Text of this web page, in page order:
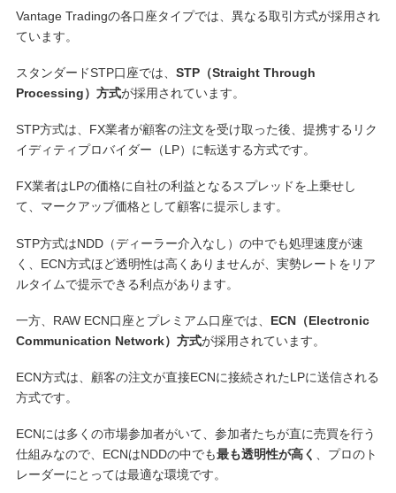
Vantage Tradingの各口座タイプでは、異なる取引方式が採用され
ています。
スタンダードSTP口座では、 STP（Straight Through
Processing）方式が採用されています。
STP方式は、FX業者が顧客の注文を受け取った後、提携するリク
イディティプロバイダー（LP）に転送する方式です。
FX業者はLPの価格に自社の利益となるスプレッドを上乗せし
て、マークアップ価格として顧客に提示します。
STP方式はNDD（ディーラー介入なし）の中でも処理速度が速
く、ECN方式ほど透明性は高くありませんが、実勢レートをリア
ルタイムで提示できる利点があります。
一方、RAW ECN口座とプレミアム口座では、 ECN（Electronic
Communication Network）方式が採用されています。
ECN方式は、顧客の注文が直接ECNに接続されたLPに送信される
方式です。
ECNには多くの市場参加者がいて、参加者たちが直に売買を行う
仕組みなので、ECNはNDDの中でも最も透明性が高く
、プロのト
レーダーにとっては最適な環境です。